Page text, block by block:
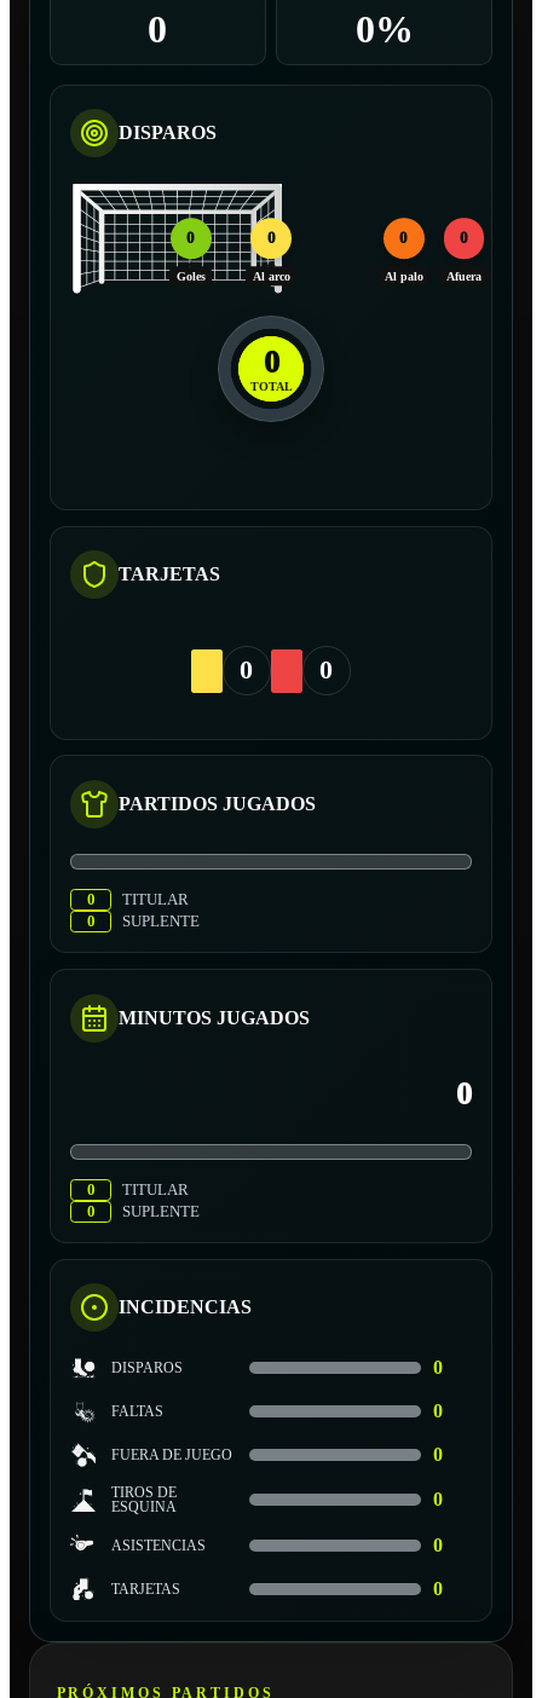
0 0%
DISPAROS
0
Goles
0
Al arco
0
Al palo
0
Afuera
0
TOTAL
TARJETAS
0 0
PARTIDOS JUGADOS
0
TITULAR
0
SUPLENTE
MINUTOS JUGADOS
0
0
TITULAR
0
SUPLENTE
INCIDENCIAS
DISPAROS 0
FALTAS 0
FUERA DE JUEGO 0
TIROS DE
ESQUINA
0
ASISTENCIAS 0
TARJETAS 0
PRÓXIMOS PARTIDOS